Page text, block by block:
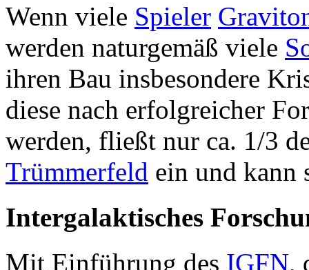
Wenn viele Spieler
werden naturgemäß viele
ihren Bau insbesondere
diese nach erfolgreicher
werden, fließt nur ca. 1/3
Trümmerfeld ein und kann
Intergalaktisches
Mit Einführung des IGFN,